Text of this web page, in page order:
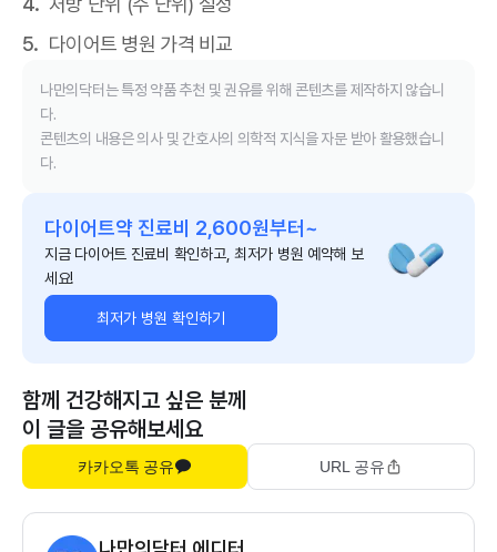
다이어트 병원 가격 비교
나만의닥터는 특정 약품 추천 및 권유를 위해 콘텐츠를 제작하지 않습니
다.
콘텐츠의 내용은 의사 및 간호사의 의학적 지식을 자문 받아 활용했습니
다.
다이어트약 진료비 2,600원부터~
지금 다이어트 진료비 확인하고, 최저가 병원 예약해 보
세요!
최저가 병원 확인하기
함께 건강해지고 싶은 분께
이 글을 공유해보세요
카카오톡 공유 URL 공유